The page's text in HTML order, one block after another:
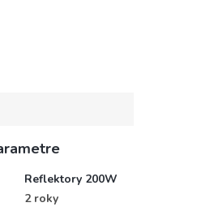
Reflektory 200W
2 roky